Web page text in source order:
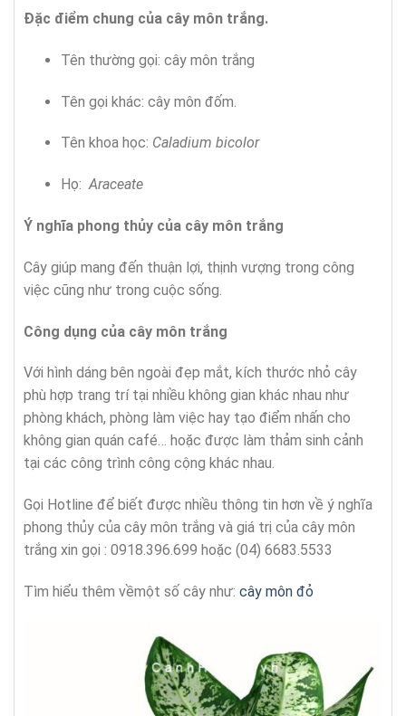
Đặc điểm chung của cây môn trắng.
Tên thường gọi: cây môn trắng
Tên gọi khác: cây môn đốm.
Tên khoa học: Caladium bicolor
Họ:Araceate
Ý nghĩa phong thủy của cây môn trắng
Cây giúp mang đến thuận lợi, thịnh vượng trong công
việc cũng như trong cuộc sống.
Công dụng của cây môn trắng
Với hình dáng bên ngoài đẹp mắt, kích thước nhỏ cây
phù hợp trang trí tại nhiều không gian khác nhau như
phòng khách, phòng làm việc hay tạo điểm nhấn cho
không gian quán café… hoặc được làm thảm sinh cảnh
tại các công trình công cộng khác nhau.
Gọi Hotline để biết được nhiều thông tin hơn về ý nghĩa
phong thủy của cây môn trắng và giá trị của cây môn
trắng xin gọi : 0918.396.699 hoặc (04) 6683.5533
Tìm hiểu thêm vềmột số cây như: cây môn đỏ